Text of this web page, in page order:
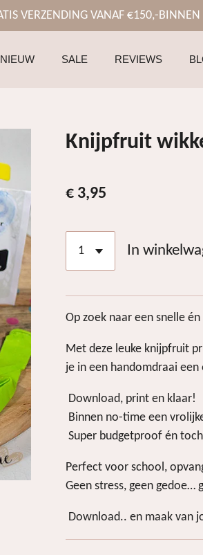
VERZENDING VANAF €150,-
NIEUW SALE REVIEWS
Knijpfruit
€ 3,95
In
Op zoek naar een snelle
Met deze leuke knijpfruit
je in een handomdraai
Download, print en klaar!
Binnen no-time een
Super budgetproof én
Perfect voor school,
Geen stress, geen gedoe…
Download.. en maak van